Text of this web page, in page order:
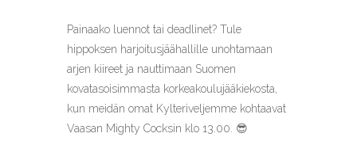
Painaako luennot tai deadlinet? Tule
hippoksen harjoitusjäähallille unohtamaan
arjen kiireet ja nauttimaan Suomen
kovatasoisimmasta korkeakoulujääkiekosta,
kun meidän omat Kylteriveljemme kohtaavat
Vaasan Mighty Cocksin klo 13.00. 😎